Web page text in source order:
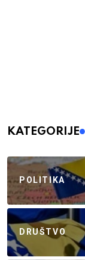
KATEGORIJE
POLITIKA
DRUŠTVO